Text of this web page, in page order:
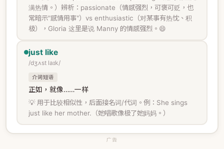
满热情。）辨析：passionate（情感强烈，可褒可贬，也
常暗示"感情用事"）vs enthusiastic（对某事有热忱、积
极），Gloria 这里是说 Manny 的情感强烈。😄
just like
/dʒʌst laɪk/
介词短语
正如，就像……一样
💡 用于比较相似性，后面接名词/代词。例：She sings
just like her mother.（她唱歌像极了她妈妈。）
广告